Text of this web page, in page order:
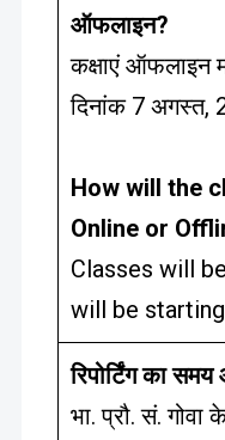
ऑफलाइन?
कक्षाएं ऑफलाइन
दिनांक 7 अगस्त,
How will the
Online or
Classes will
will be
रिपोर्टिंग का
भा. प्रौ. सं. गोवा